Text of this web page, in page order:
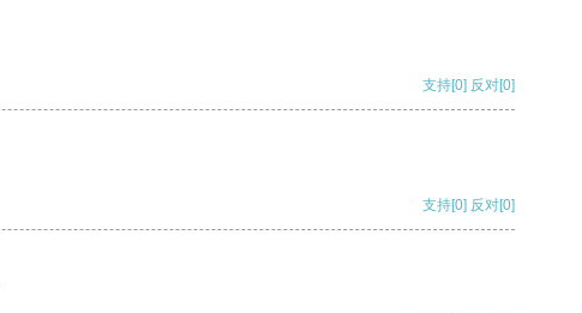
支持[0] 反对[0]
支持[0] 反对[0]